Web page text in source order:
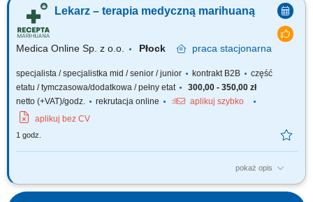
lekarzy i lekarek różnych specjalizacji, którzy są otwarci na rozwój oraz
poszerzanie wiedzy, aby dołączyć do naszego zespołu jako tzn. Lekarz...
Lekarz – terapia medyczną marihuaną
Medica Online Sp. z o.o. Płock praca stacjonarna
specjalista / specjalistka mid / senior / junior kontrakt B2B
część
etatu / tymczasowa/dodatkowa / pełny etat
300,00 - 350,00 zł
netto (+VAT)/godz.
rekrutacja online
aplikuj szybko
aplikuj bez CV
1 godz.
pokaż opis
Zapraszamy do współpracy z naszą firmą specjalizującą się w medycznej
marihuanie, działającej stacjonarnie. Poszukujemy doświadczonych